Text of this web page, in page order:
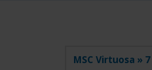
MSC Virtuosa »